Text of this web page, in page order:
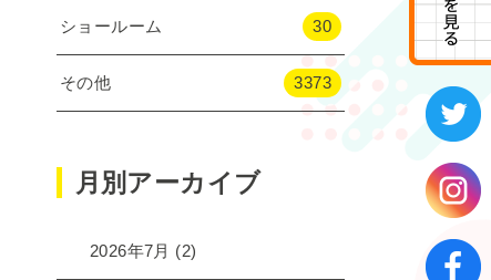
ショールーム 30
その他 3373
月別アーカイブ
2026年7月 (2)